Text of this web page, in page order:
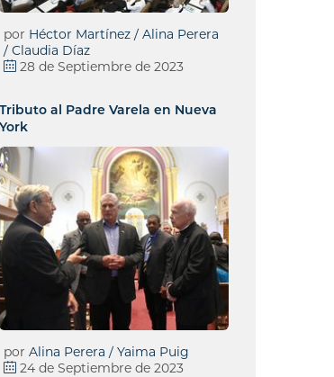
por Héctor Martínez / Alina Perera
/ Claudia Díaz
28 de Septiembre de 2023
Tributo al Padre Varela en Nueva
York
por Alina Perera / Yaima Puig
24 de Septiembre de 2023